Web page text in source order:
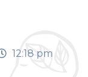
12:18 pm